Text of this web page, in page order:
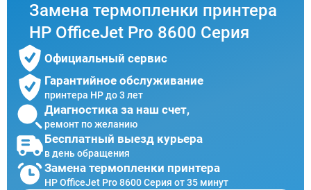
Замена термопленки принтера
HP OfficeJet Pro 8600 Серия
Официальный сервис
Гарантийное обслуживание
принтера HP до 3 лет
Диагностика за наш счет,
ремонт по желанию
Бесплатный выезд курьера
в день обращения
Замена термопленки принтера
HP OfficeJet Pro 8600 Серия от 35 минут